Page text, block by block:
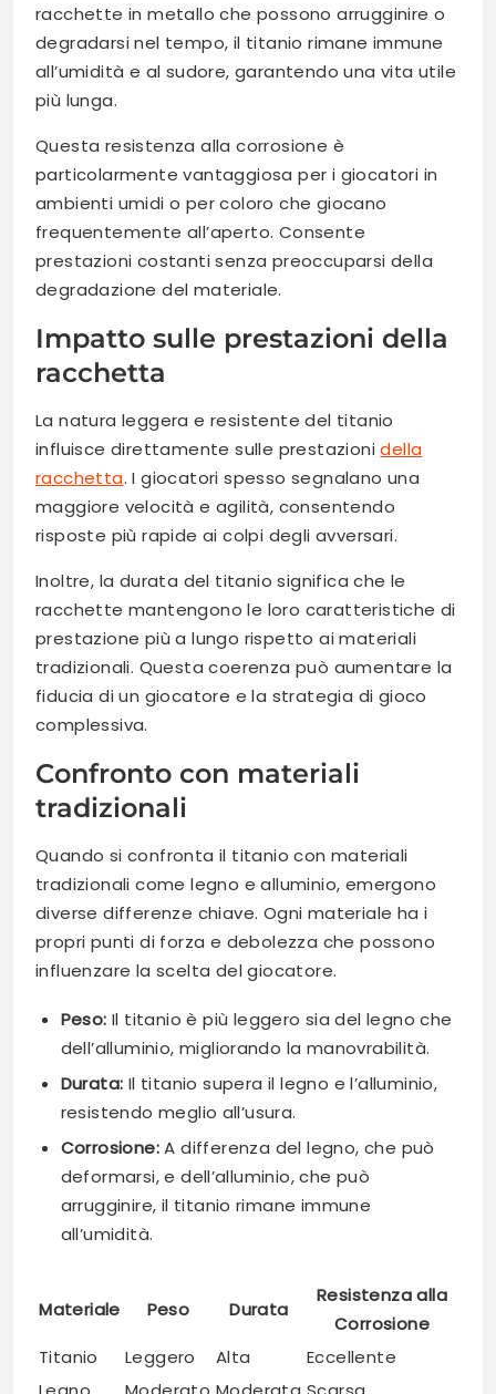
racchette in metallo che possono arrugginire o
degradarsi nel tempo, il titanio rimane immune
all’umidità e al sudore, garantendo una vita utile
più lunga.
Questa resistenza alla corrosione è
particolarmente vantaggiosa per i giocatori in
ambienti umidi o per coloro che giocano
frequentemente all’aperto. Consente
prestazioni costanti senza preoccuparsi della
degradazione del materiale.
Impatto sulle prestazioni della
racchetta
La natura leggera e resistente del titanio
influisce direttamente sulle prestazionidella
racchetta. I giocatori spesso segnalano una
maggiore velocità e agilità, consentendo
risposte più rapide ai colpi degli avversari.
Inoltre, la durata del titanio significa che le
racchette mantengono le loro caratteristiche di
prestazione più a lungo rispetto ai materiali
tradizionali. Questa coerenza può aumentare la
fiducia di un giocatore e la strategia di gioco
complessiva.
Confronto con materiali
tradizionali
Quando si confronta il titanio con materiali
tradizionali come legno e alluminio, emergono
diverse differenze chiave. Ogni materiale ha i
propri punti di forza e debolezza che possono
influenzare la scelta del giocatore.
Peso: Il titanio è più leggero sia del legno che
dell’alluminio, migliorando la manovrabilità.
Durata: Il titanio supera il legno e l’alluminio,
resistendo meglio all’usura.
Corrosione:A differenza del legno, che può
deformarsi, e dell’alluminio, che può
arrugginire, il titanio rimane immune
all’umidità.
Materiale Peso Durata
Resistenza alla
Corrosione
Titanio
Leggero Alta
Eccellente